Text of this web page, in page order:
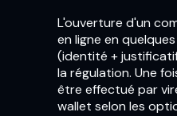
L'ouverture d'un
en ligne en
(identité +
la régulation. Une
être effectué par
wallet selon les